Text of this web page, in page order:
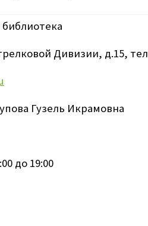
Дивизии, д.15,
Гузель Икрамовна
до 19:00